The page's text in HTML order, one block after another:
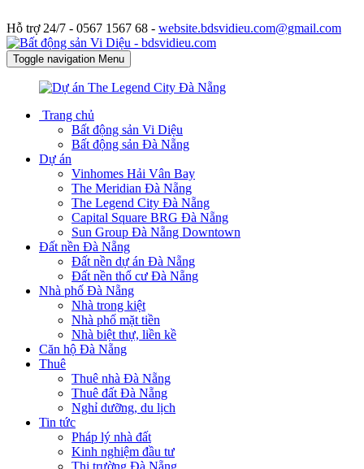
Hỗ trợ 24/7 - 0567 1567 68 - website.bdsvidieu.com@gmail.com
Toggle navigation Menu
Trang chủ
Bất động sản Vi Diệu
Bất động sản Đà Nẵng
Dự án
Vinhomes Hải Vân Bay
The Meridian Đà Nẵng
The Legend City Đà Nẵng
Capital Square BRG Đà Nẵng
Sun Group Đà Nẵng Downtown
Đất nền Đà Nẵng
Đất nền dự án Đà Nẵng
Đất nền thổ cư Đà Nẵng
Nhà phố Đà Nẵng
Nhà trong kiệt
Nhà phố mặt tiền
Nhà biệt thự, liền kề
Căn hộ Đà Nẵng
Thuê
Thuê nhà Đà Nẵng
Thuê đất Đà Nẵng
Nghỉ dưỡng, du lịch
Tin tức
Pháp lý nhà đất
Kinh nghiệm đầu tư
Thị trường Đà Nẵng